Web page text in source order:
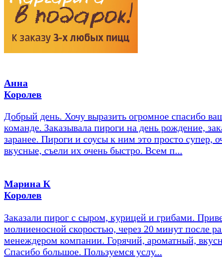
Анна
Королев
Добрый день. Хочу выразить огромное спасибо
команде. Заказывала пироги на день рождение,
заранее. Пироги и соусы к ним это просто супер,
вкусные, съели их очень быстро. Всем п...
Марина К
Королев
Заказали пирог с сыром, курицей и грибами.
молниеносной скоростью, через 20 минут после
менеждером компании. Горячий, ароматный,
Спасибо большое. Пользуемся услу...